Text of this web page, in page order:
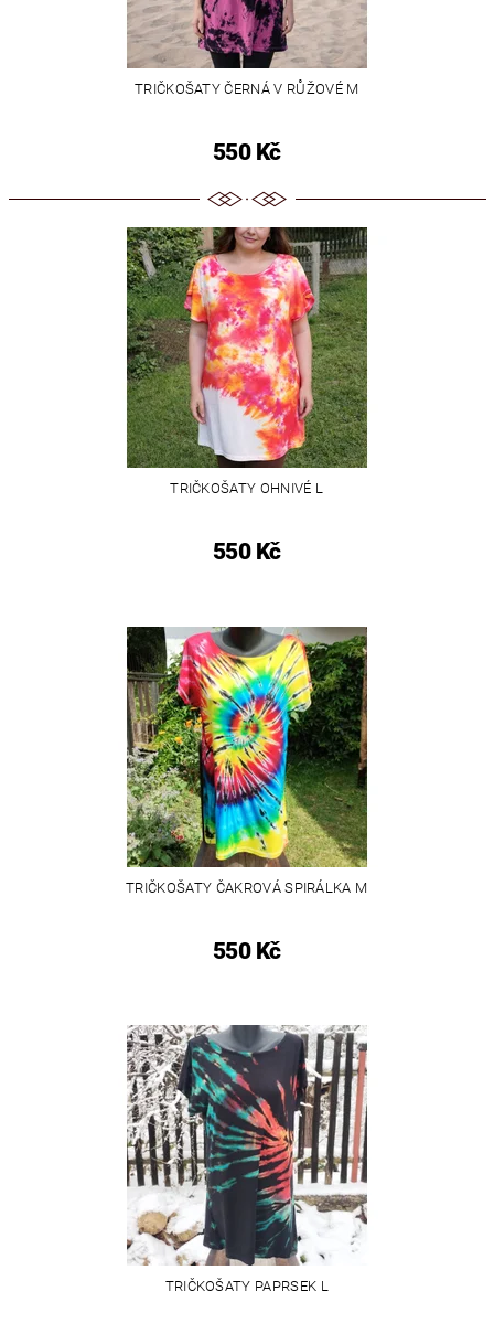
TRIČKOŠATY ČERNÁ V RŮŽOVÉ M
550 Kč
TRIČKOŠATY OHNIVÉ L
550 Kč
TRIČKOŠATY ČAKROVÁ SPIRÁLKA M
550 Kč
TRIČKOŠATY PAPRSEK L